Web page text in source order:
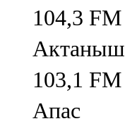
104,3 FM
Актаныш
103,1 FM
Апас